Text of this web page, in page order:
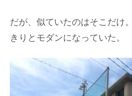
だが、似ていたのはそこだけ
きりとモダンになっていた。